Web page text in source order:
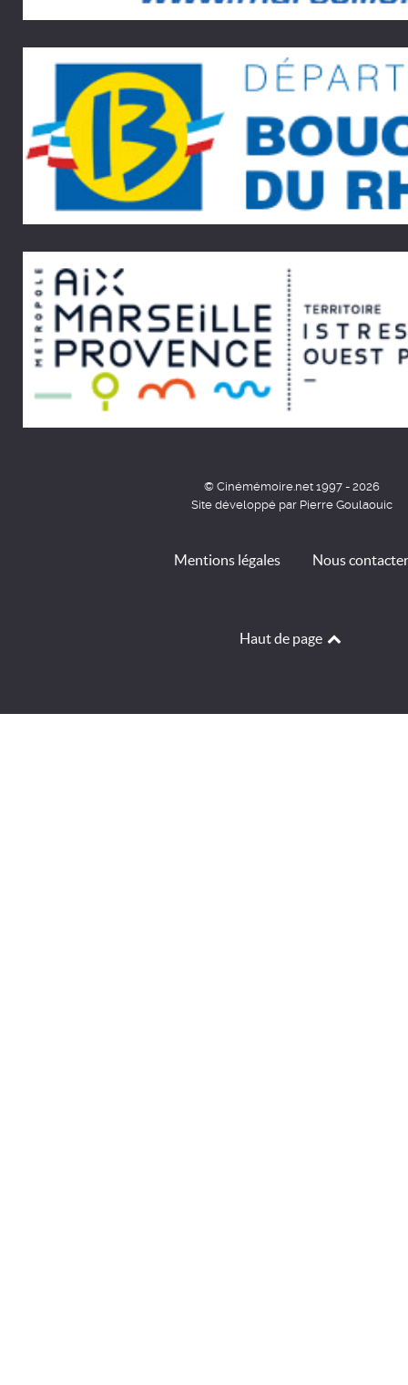
© Cinémémoire.net 1997 - 2026
Site développé par Pierre Goulaouic
Mentions légales Nous contacter
Haut de page